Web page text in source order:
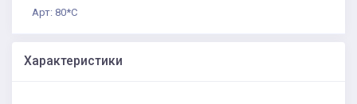
Арт: 80*С
Характеристики